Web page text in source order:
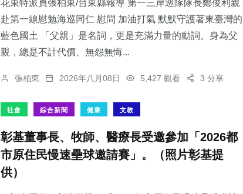
花東特派員張柏東/台東縣報導 第一三岸巡隊隊長鄭俊利親
赴第一線慰勉海巡同仁 慰問 加油打氣 默默守護著東臺灣的
藍色國土 「父親」是名詞，更是充滿力量的動詞。身為父
親，總是不計代價、無怨無悔...
張柏東 2026年八月08日 5,427 觀看 3 分享
社會 綜合新聞 健康 文教
彰基董事長、牧師、醫療長受邀參加「2026都
市原住民慢速壘球邀請賽」。（照片彰基提
供）